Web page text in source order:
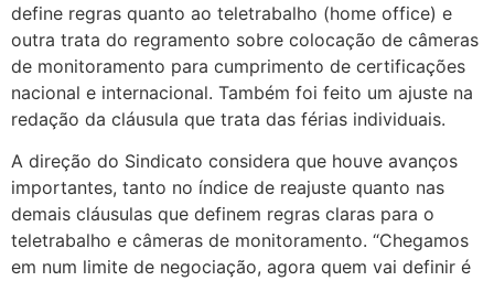
define regras quanto ao teletrabalho (home office) e
outra trata do regramento sobre colocação de câmeras
de monitoramento para cumprimento de certificações
nacional e internacional. Também foi feito um ajuste na
redação da cláusula que trata das férias individuais.
A direção do Sindicato considera que houve avanços
importantes, tanto no índice de reajuste quanto nas
demais cláusulas que definem regras claras para o
teletrabalho e câmeras de monitoramento. “Chegamos
em num limite de negociação, agora quem vai definir é